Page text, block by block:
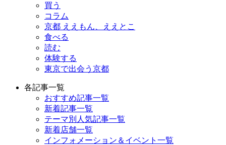
買う
コラム
京都 ええもん、ええとこ
食べる
読む
体験する
東京で出会う京都
各記事一覧
おすすめ記事一覧
新着記事一覧
テーマ別人気記事一覧
新着店舗一覧
インフォメーション＆イベント一覧